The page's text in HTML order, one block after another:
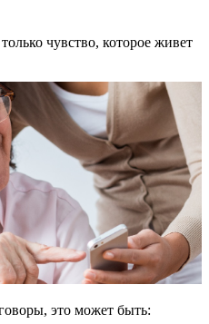
чувство, которое живет
это может быть: